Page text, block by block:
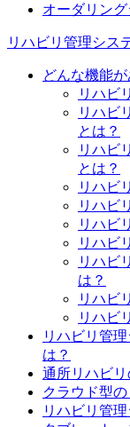
オーダリン
リハビリ管理シス
どんな機能が
リハビ
リハビ
とは？
リハビ
とは？
リハビ
リハビ
リハビ
リハビ
リハビ
は？
リハビ
リハビ
リハビリ管
は？
通所リハビ
クラウド型
リハビリ管